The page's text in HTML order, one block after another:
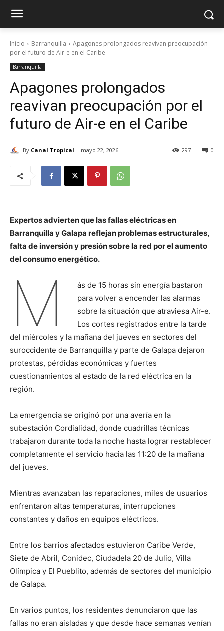
Inicio Barranquilla
Apagones prolongados reavivan preocupación
por el futuro de Air-e en el Caribe
Barranquilla
Apagones prolongados
reavivan preocupación por el
futuro de Air-e en el Caribe
By Canal Tropical mayo 22, 2026 0
297
Expertos advierten que las fallas eléctricas en
Barranquilla y Galapa reflejan problemas estructurales,
falta de inversión y presión sobre la red por el aumento
del consumo energético.
M
ás de 15 horas sin energía bastaron
para volver a encender las alarmas
sobre la situación que atraviesa Air-e.
Los cortes registrados entre la tarde
del miércoles y la mañana del jueves en sectores del
suroccidente de Barranquilla y parte de Galapa dejaron
protestas, pérdidas económicas y fuertes
cuestionamientos al estado de la red eléctrica en la
región.
La emergencia se originó por una avería en la
subestación Cordialidad, donde cuadrillas técnicas
trabajaron durante toda la noche hasta lograr restablecer
completamente el servicio hacia las 11:20 de la mañana
del jueves.
Mientras avanzaban las reparaciones, miles de usuarios
enfrentaron altas temperaturas, interrupciones
constantes y daños en equipos eléctricos.
Entre los barrios afectados estuvieron Caribe Verde,
Siete de Abril, Conidec, Ciudadela 20 de Julio, Villa
Olímpica y El Pueblito, además de sectores del municipio
de Galapa.
En varios puntos, los residentes denunciaron que las
fallas no eran aisladas y que desde hace semanas venían